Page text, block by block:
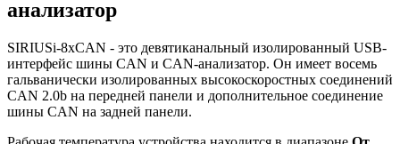
анализатор
SIRIUSi-8xCAN - это девятиканальный изолированный USB-
интерфейс шины CAN и CAN-анализатор. Он имеет восемь
гальванически изолированных высокоскоростных соединений
CAN 2.0b на передней панели и дополнительное соединение
шины CAN на задней панели.